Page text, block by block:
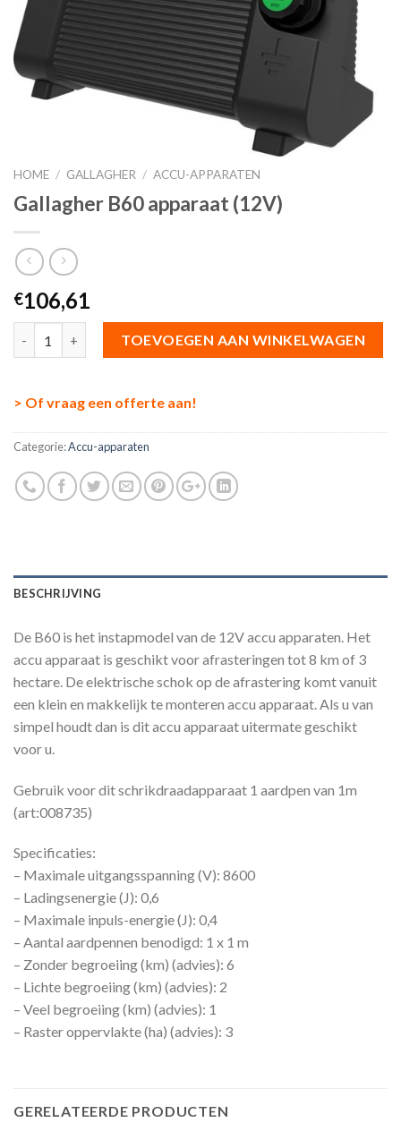
HOME / GALLAGHER / ACCU-APPARATEN
Gallagher B60 apparaat (12V)
€106,61
TOEVOEGEN AAN WINKELWAGEN
> Of vraag een offerte aan!
Categorie:Accu-apparaten
BESCHRIJVING
De B60 is het instapmodel van de 12V accu apparaten. Het
accu apparaat is geschikt voor afrasteringen tot 8 km of 3
hectare. De elektrische schok op de afrastering komt vanuit
een klein en makkelijk te monteren accu apparaat. Als u van
simpel houdt dan is dit accu apparaat uitermate geschikt
voor u.
Gebruik voor dit schrikdraadapparaat 1 aardpen van 1m
(art:008735)
Specificaties:
– Maximale uitgangsspanning (V): 8600
– Ladingsenergie (J): 0,6
– Maximale inpuls-energie (J): 0,4
– Aantal aardpennen benodigd: 1 x 1 m
– Zonder begroeiing (km) (advies): 6
– Lichte begroeiing (km) (advies): 2
– Veel begroeiing (km) (advies): 1
– Raster oppervlakte (ha) (advies): 3
GERELATEERDE PRODUCTEN